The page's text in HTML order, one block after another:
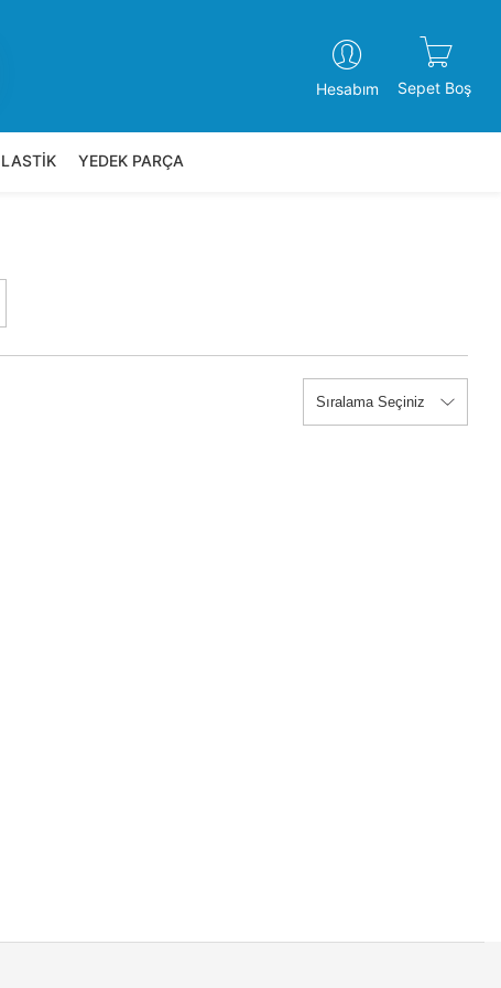
Hesabım Sepet Boş
LASTİK YEDEK PARÇA